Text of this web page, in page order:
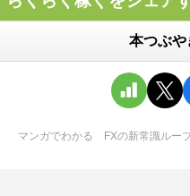
本つぶや
マンガでわかる FXの新常識ルー